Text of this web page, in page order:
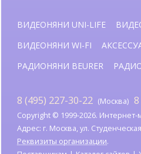
ВИДЕОНЯНИ UNI-LIFE
ВИДЕОНЯНИ WI-FI
РАДИОНЯНИ BEURER
8 (495) 227-30-22 (Москва)
Copyright © 1999-2026. Интернет-
Адрес: г. Москва, ул.
Реквизиты организации.